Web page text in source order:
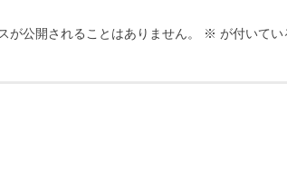
が公開されることはありません。 ※ が付いてい